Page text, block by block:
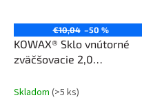
€10,04 –50 %
KOWAX® Sklo vnútorné
zväčšovacie 2,0
Skladom (>5 ks)